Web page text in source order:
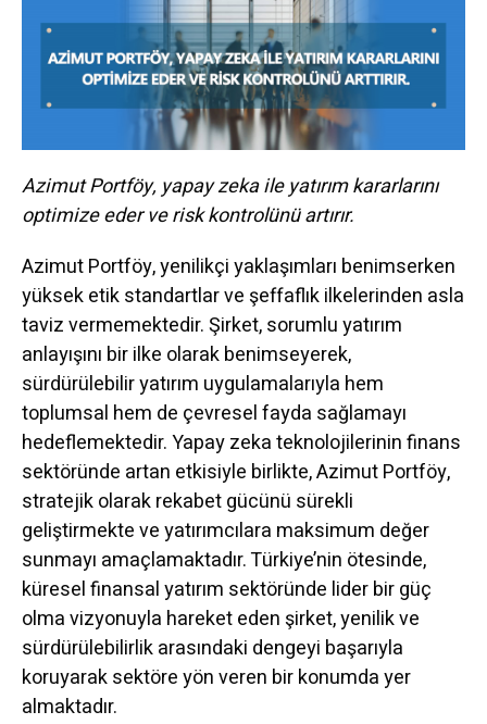
Azimut Portföy, yapay zeka ile yatırım kararlarını
optimize eder ve risk kontrolünü artırır.
Azimut Portföy, yenilikçi yaklaşımları benimserken
yüksek etik standartlar ve şeffaflık ilkelerinden asla
taviz vermemektedir. Şirket, sorumlu yatırım
anlayışını bir ilke olarak benimseyerek,
sürdürülebilir yatırım uygulamalarıyla hem
toplumsal hem de çevresel fayda sağlamayı
hedeflemektedir. Yapay zeka teknolojilerinin finans
sektöründe artan etkisiyle birlikte, Azimut Portföy,
stratejik olarak rekabet gücünü sürekli
geliştirmekte ve yatırımcılara maksimum değer
sunmayı amaçlamaktadır. Türkiye’nin ötesinde,
küresel finansal yatırım sektöründe lider bir güç
olma vizyonuyla hareket eden şirket, yenilik ve
sürdürülebilirlik arasındaki dengeyi başarıyla
koruyarak sektöre yön veren bir konumda yer
almaktadır.